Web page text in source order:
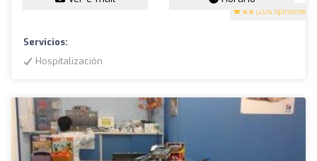
4.4 (206 opiniones)
Servicios:
Hospitalización